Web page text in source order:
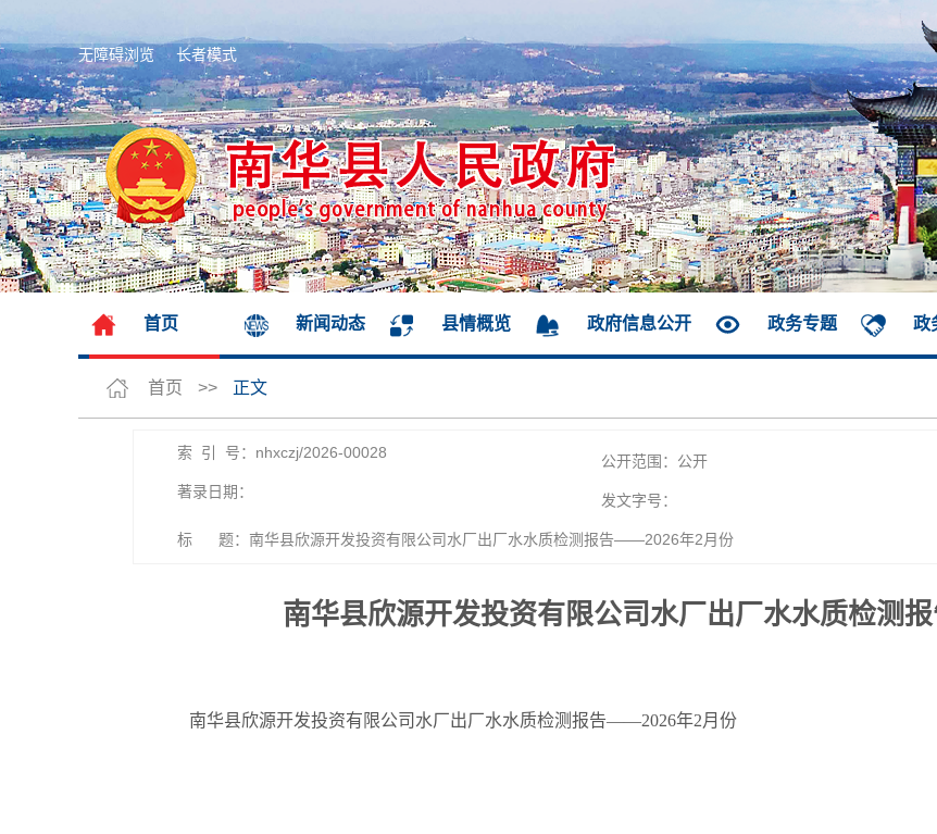
无障碍浏览 长者模式
首页 新闻动态 县情概览 政府信息公开 政务专题 政
首页 >> 正文
索 引 号：nhxczj/2026-00028 公开范围：公开
著录日期：
发文字号：
标 题：南华县欣源开发投资有限公司水厂出厂水水质检测报告——2026年2月份
南华县欣源开发投资有限公司水厂出厂水水质检测
南华县欣源开发投资有限公司水厂出厂水水质检测报告——2026年2月份